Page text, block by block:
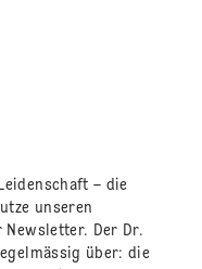
– die
unseren
Newsletter. Der Dr.
über: die